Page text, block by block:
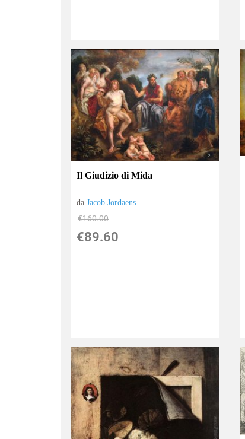
Il Giudizio di Mida
daJacob Jordaens
€160.00
€89.60